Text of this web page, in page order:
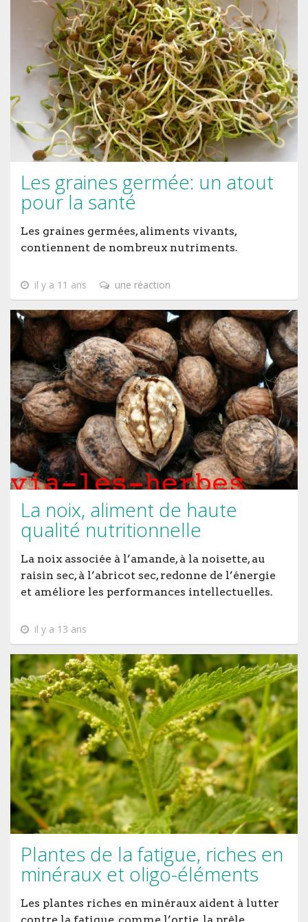
Les graines germée: un atout
pour la santé
Les graines germées, aliments vivants,
contiennent de nombreux nutriments.
il y a 11 ans une réaction
La noix, aliment de haute
qualité nutritionnelle
La noix associée à l’amande, à la noisette, au
raisin sec, à l’abricot sec, redonne de l’énergie
et améliore les performances intellectuelles.
il y a 13 ans
Plantes de la fatigue, riches en
minéraux et oligo-éléments
Les plantes riches en minéraux aident à lutter